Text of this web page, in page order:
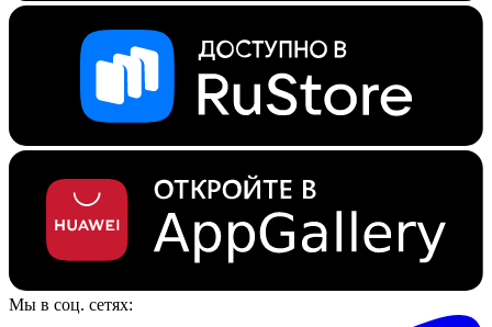
Мы в соц. сетях: